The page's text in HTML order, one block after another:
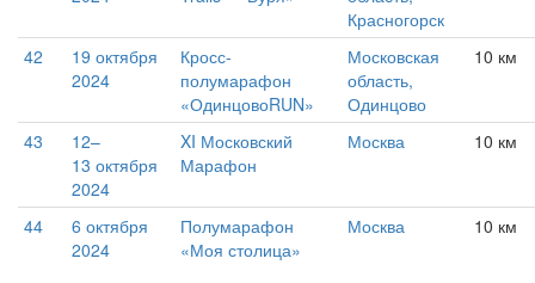
Красногорск
42
19 октября
2024
Кросс-
полумарафон
«ОдинцовоRUN»
Московская
область,
Одинцово
10 км
43
12–
13 октября
2024
XI Московский
Марафон
Москва 10 км
44
6 октября
2024
Полумарафон
«Моя столица»
Москва 10 км